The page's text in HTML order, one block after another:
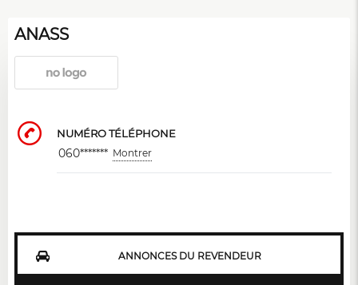
ANASS
NUMÉRO TÉLÉPHONE
060******* Montrer
ANNONCES DU REVENDEUR